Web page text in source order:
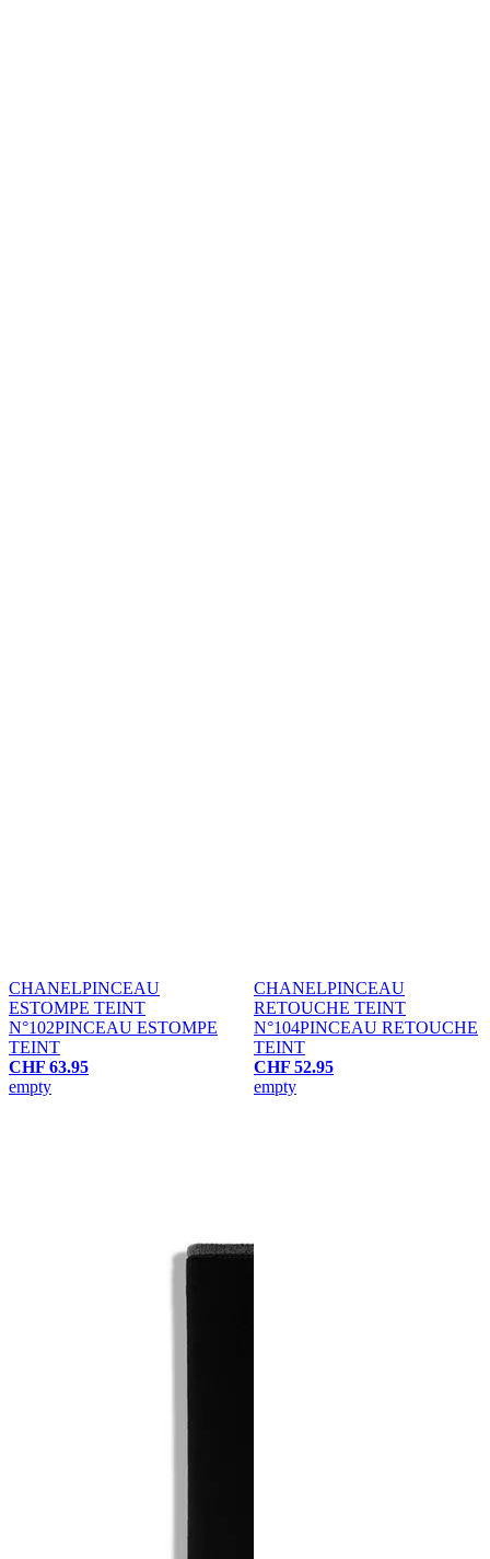
CHANELPINCEAU
ESTOMPE TEINT
N°102PINCEAU ESTOMPE
TEINT
CHF 63.95
empty
CHANELPINCEAU
RETOUCHE TEINT
N°104PINCEAU RETOUCHE
TEINT
CHF 52.95
empty